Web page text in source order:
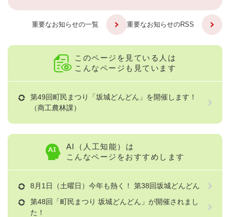
重要なお知らせの一覧 重要なお知らせのRSS
このページを見ている人は
こんなページも見ています
第49回町民まつり「坂城どんどん」を開催します！
（商工農林課）
AI（人工知能）は
こんなページをおすすめします
8月1日（土曜日）今年も熱く！ 第38回坂城どんどん
第48回「町民まつり 坂城どんどん」が開催されまし
た！